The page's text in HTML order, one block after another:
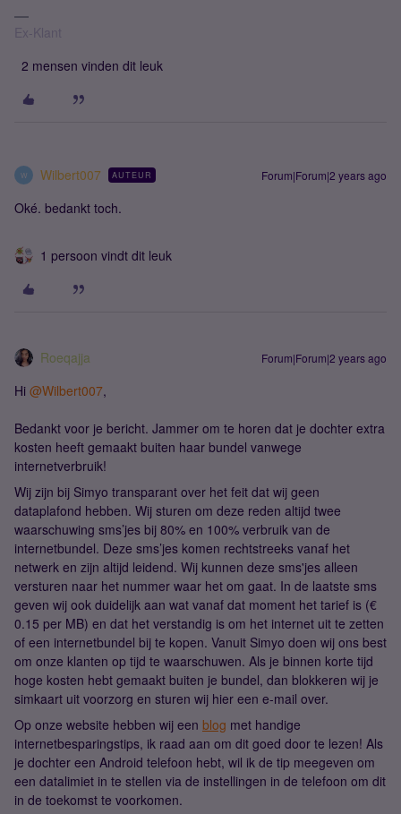
Ex-Klant
2 mensen vinden dit leuk
W Wilbert007 AUTEUR Forum|Forum|2 years ago
Oké. bedankt toch.
1 persoon vindt dit leuk
Roeqajja Forum|Forum|2 years ago
Hi @Wilbert007,
Bedankt voor je bericht. Jammer om te horen dat je dochter extra
kosten heeft gemaakt buiten haar bundel vanwege
internetverbruik!
Wij zijn bij Simyo transparant over het feit dat wij geen
dataplafond hebben. Wij sturen om deze reden altijd twee
waarschuwing sms’jes bij 80% en 100% verbruik van de
internetbundel. Deze sms’jes komen rechtstreeks vanaf het
netwerk en zijn altijd leidend. Wij kunnen deze sms'jes alleen
versturen naar het nummer waar het om gaat. In de laatste sms
geven wij ook duidelijk aan wat vanaf dat moment het tarief is (€
0.15 per MB) en dat het verstandig is om het internet uit te zetten
of een internetbundel bij te kopen. Vanuit Simyo doen wij ons best
om onze klanten op tijd te waarschuwen. Als je binnen korte tijd
hoge kosten hebt gemaakt buiten je bundel, dan blokkeren wij je
simkaart uit voorzorg en sturen wij hier een e-mail over.
Op onze website hebben wij een blog met handige
internetbesparingstips, ik raad aan om dit goed door te lezen! Als
je dochter een Android telefoon hebt, wil ik de tip meegeven om
een datalimiet in te stellen via de instellingen in de telefoon om dit
in de toekomst te voorkomen.